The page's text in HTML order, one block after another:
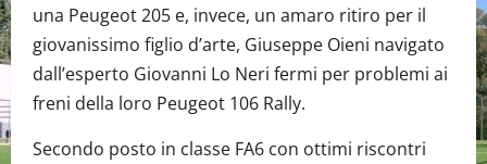
una Peugeot 205 e, invece, un amaro ritiro per il
giovanissimo figlio d’arte, Giuseppe Oieni navigato
dall’esperto Giovanni Lo Neri fermi per problemi ai
freni della loro Peugeot 106 Rally.
Secondo posto in classe FA6 con ottimi riscontri